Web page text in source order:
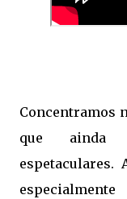
Concentramos
que ainda
espetaculares.